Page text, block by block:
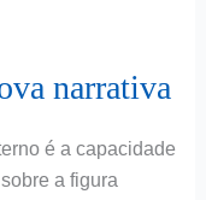
narrativa
é a capacidade
a figura